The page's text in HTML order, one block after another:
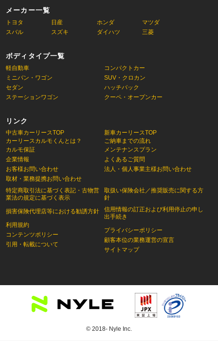
メーカー一覧
トヨタ 日産 ホンダ
マツダ
スバル
スズキ ダイハツ 三菱
ボディタイプ一覧
軽自動車
コンパクトカー
ミニバン・ワゴン
SUV・クロカン
セダン
ハッチバック
ステーションワゴン
クーペ・オープンカー
リンク
中古車カーリースTOP
カーリースカルモくんとは？
新車カーリースTOP
ご納車までの流れ
カルモ保証
企業情報
お客様お問い合わせ
取材・業務提携お問い合わせ
特定商取引法に基づく表記・古物営
業法の規定に基づく表示
損害保険代理店等における勧誘方針
利用規約
コンテンツポリシー
引用・転載について
メンテナンスプラン
よくあるご質問
法人・個人事業主様お問い合わせ
取扱い保険会社／推奨販売に関する方
針
信用情報の訂正および利用停止の申し
出手続き
プライバシーポリシー
顧客本位の業務運営の宣言
サイトマップ
© 2018- Nyle Inc.